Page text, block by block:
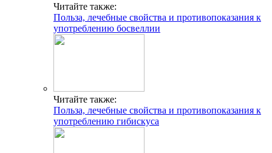
Читайте также:
Польза, лечебные свойства и противопоказания к
употреблению босвеллии
Читайте также:
Польза, лечебные свойства и противопоказания к
употреблению гибискуса